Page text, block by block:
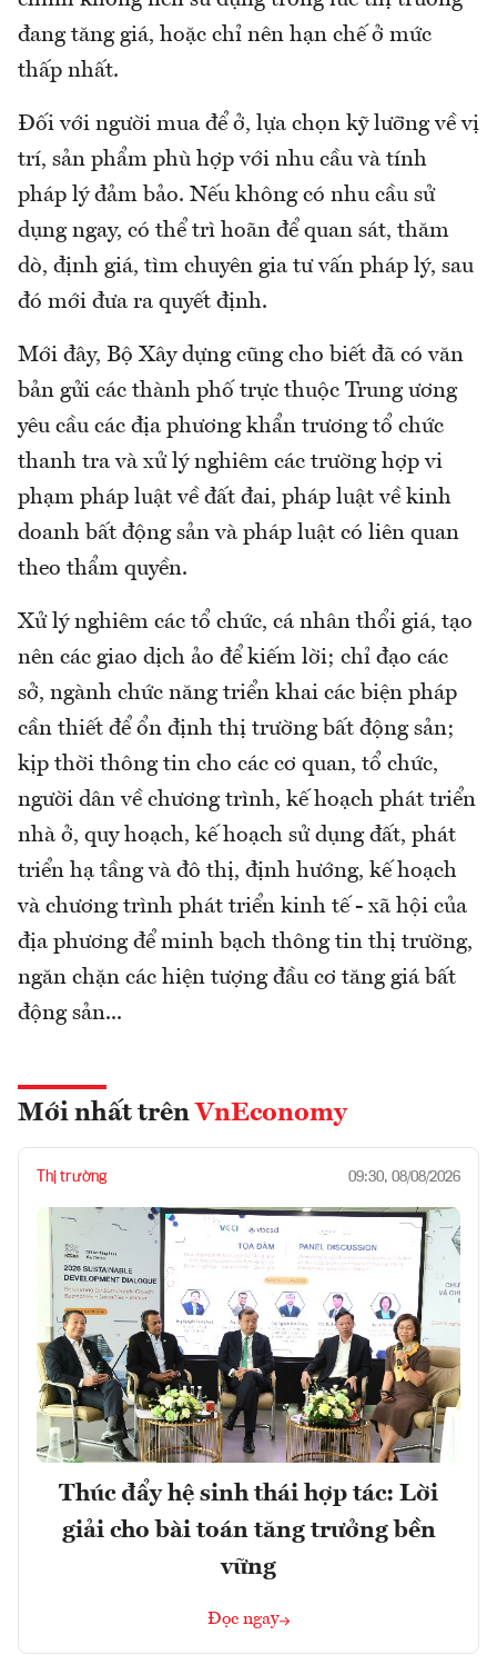
đang tăng giá, hoặc chỉ nên hạn chế ở mức
thấp nhất.
Đối với người mua để ở, lựa chọn kỹ lưỡng về vị
trí, sản phẩm phù hợp với nhu cầu và tính
pháp lý đảm bảo. Nếu không có nhu cầu sử
dụng ngay, có thể trì hoãn để quan sát, thăm
dò, định giá, tìm chuyên gia tư vấn pháp lý, sau
đó mới đưa ra quyết định.
Mới đây, Bộ Xây dựng cũng cho biết đã có văn
bản gửi các thành phố trực thuộc Trung ương
yêu cầu các địa phương khẩn trương tổ chức
thanh tra và xử lý nghiêm các trường hợp vi
phạm pháp luật về đất đai, pháp luật về kinh
doanh bất động sản và pháp luật có liên quan
theo thẩm quyền.
Xử lý nghiêm các tổ chức, cá nhân thổi giá, tạo
nên các giao dịch ảo để kiếm lời; chỉ đạo các
sở, ngành chức năng triển khai các biện pháp
cần thiết để ổn định thị trường bất động sản;
kịp thời thông tin cho các cơ quan, tổ chức,
người dân về chương trình, kế hoạch phát triển
nhà ở, quy hoạch, kế hoạch sử dụng đất, phát
triển hạ tầng và đô thị, định hướng, kế hoạch
và chương trình phát triển kinh tế - xã hội của
địa phương để minh bạch thông tin thị trường,
ngăn chặn các hiện tượng đầu cơ tăng giá bất
động sản...
Mới nhất trên VnEconomy
Thị trường 09:30, 08/08/2026
Thúc đẩy hệ sinh thái hợp tác: Lời
giải cho bài toán tăng trưởng bền
vững
Đọc ngay